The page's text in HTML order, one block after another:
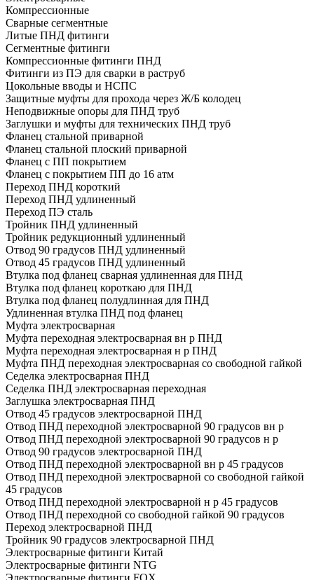
Компрессионные
Сварные сегментные
Литые ПНД фитинги
Сегментные фитинги
Компрессионные фитинги ПНД
Фитинги из ПЭ для сварки в раструб
Цокольные вводы и НСПС
Защитные муфты для прохода через Ж/Б колодец
Неподвижные опоры для ПНД труб
Заглушки и муфты для технических ПНД труб
Фланец стальной приварной
Фланец стальной плоский приварной
Фланец с ПП покрытием
Фланец с покрытием ПП до 16 атм
Переход ПНД короткий
Переход ПНД удлиненный
Переход ПЭ сталь
Тройник ПНД удлиненный
Тройник редукционный удлиненный
Отвод 90 градусов ПНД удлиненный
Отвод 45 градусов ПНД удлиненный
Втулка под фланец сварная удлиненная для ПНД
Втулка под фланец короткаю для ПНД
Втулка под фланец полудлинная для ПНД
Удлиненная втулка ПНД под фланец
Муфта электросварная
Муфта переходная электросварная вн р ПНД
Муфта переходная электросварная н р ПНД
Муфта ПНД переходная электросварная со свободной гайкой
Седелка электросварная ПНД
Седелка ПНД электросварная переходная
Заглушка электросварная ПНД
Отвод 45 градусов электросварной ПНД
Отвод ПНД переходной электросварной 90 градусов вн р
Отвод ПНД переходной электросварной 90 градусов н р
Отвод 90 градусов электросварной ПНД
Отвод ПНД переходной электросварной вн р 45 градусов
Отвод ПНД переходной электросварной со свободной гайкой
45 градусов
Отвод ПНД переходной электросварной н р 45 градусов
Отвод ПНД переходной со свободной гайкой 90 градусов
Переход электросварной ПНД
Тройник 90 градусов электросварной ПНД
Электросварные фитинги Китай
Электросварные фитинги NTG
Электросварные фитинги FOX